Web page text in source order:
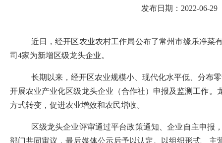
发布日期：2022-06-
近日，经开区农业农村工作局公布了常州市缘乐净菜
司 4家为新增区级龙头企业。
长期以来， 经开区农业规模小、现代化水平低、分布
开展农业产业化区级龙头企业（合作社）申报及监测 工作。
方式转变，促进农业增效和农民增收。
区级龙头企业评审通过平台政策通知、企业自主申报
部门共同审议 ，最后媒体公示后予以认定。 以组织形式、 主